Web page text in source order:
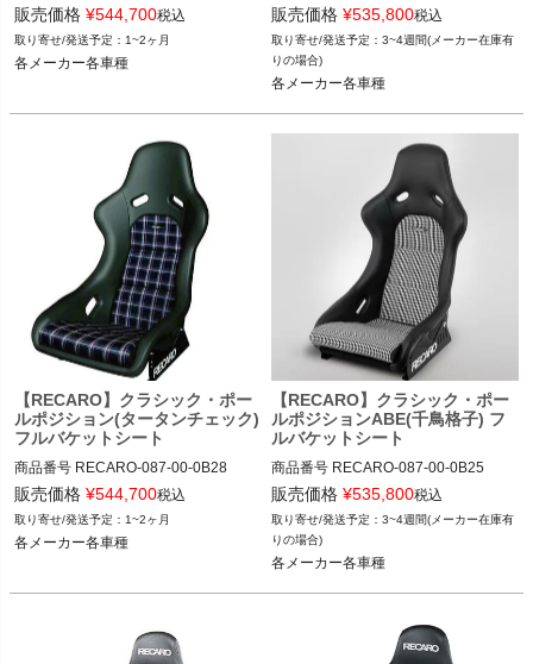
RECARO-087.00.0B26
087-00-0B26
販売価格 ¥544,700税込
1~2ヶ月
各メーカー各車種
RECARO-087.00.0B27
087-00-0B26
12VIVID"087.00.0B26"
販売価格 ¥535,800税込
3~4週間(メーカー在庫有
りの場合)
各メーカー各車種
【RECARO】クラシック・ポー
ルポジション(タータンチェック)
フルバケットシート
商品番号 RECARO-087-00-0B28
RECARO-087.00.0B28
087-00-0B28
販売価格 ¥544,700税込
1~2ヶ月
各メーカー各車種
【RECARO】クラシック・ポー
ルポジションABE(千鳥格子) フ
ルバケットシート
商品番号 RECARO-087-00-0B25
RECARO-087.00.0B25
087-00-0B25
12VIVID"087.00.0B25"
販売価格 ¥535,800税込
3~4週間(メーカー在庫有
りの場合)
各メーカー各車種